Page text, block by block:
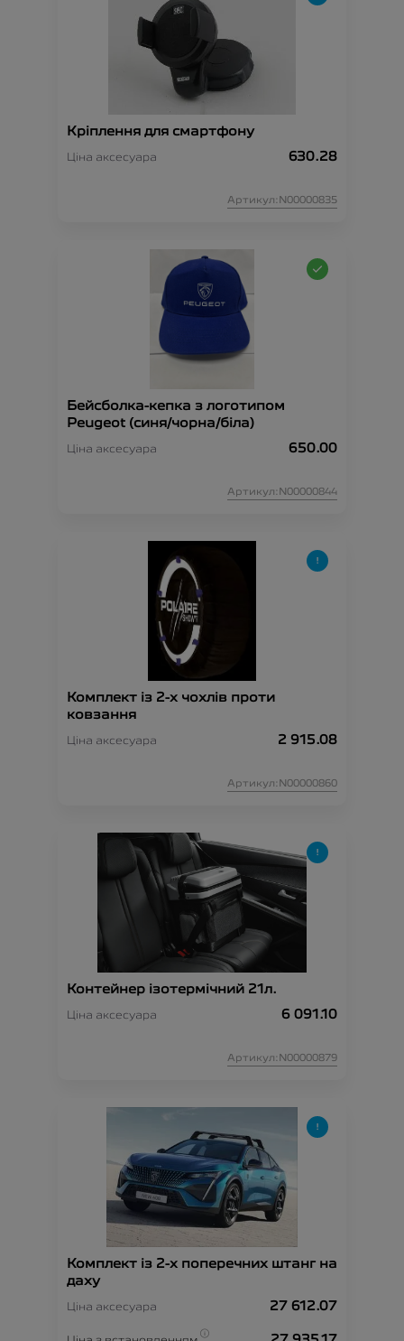
Кріплення для смартфону
Ціна аксесуара 630.28
Артикул:N00000835
Бейсболка-кепка з логотипом
Peugeot (синя/чорна/біла)
Ціна аксесуара 650.00
Артикул:N00000844
Комплект із 2-х чохлів проти
ковзання
Ціна аксесуара 2 915.08
Артикул:N00000860
Контейнер ізотермічний 21л.
Ціна аксесуара 6 091.10
Артикул:N00000879
Комплект із 2-х поперечних штанг на
даху
Ціна аксесуара 27 612.07